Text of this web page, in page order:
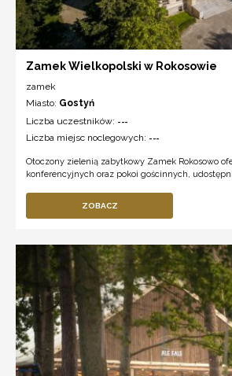
Zamek Wielkopolski w Rokosowie
zamek
Miasto: Gostyń
Liczba uczestników: ---
Liczba miejsc noclegowych: ---
Otoczony zielenią zabytkowy Zamek Rokosowo
konferencyjnych oraz pokoi gościnnych,
ZOBACZ